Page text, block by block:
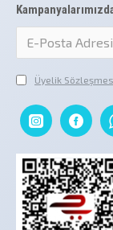
Üyelik